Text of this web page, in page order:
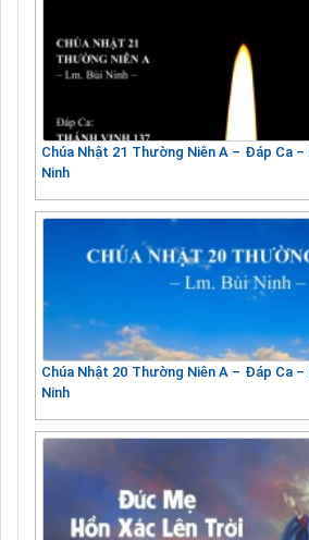
Chúa Nhật 21 Thường Niên A – Đáp Ca –
Ninh
Chúa Nhật 20 Thường Niên A – Đáp Ca –
Ninh